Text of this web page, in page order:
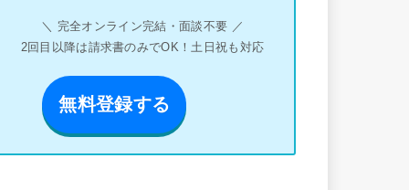
＼ 完全オンライン完結・面談不要 ／
2回目以降は請求書のみでOK！土日祝も対応
無料登録する